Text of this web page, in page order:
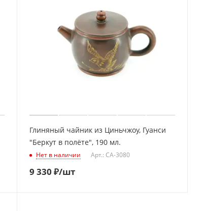
Глиняный чайник из Циньчжоу, Гуанси
"Беркут в полёте", 190 мл.
Нет в наличии Арт.: CA-3080
9 330 ₽/шт